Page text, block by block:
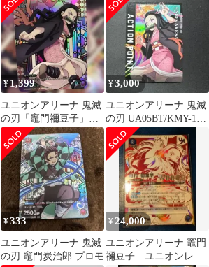
¥1,399
ユニオンアリーナ 鬼滅
の刃「竈門禰豆子」
UAPR/KMY-1-074 7枚
セット
¥3,000
ユニオンアリーナ 鬼滅
の刃 UA05BT/KMY-1-
AP02 竈門禰豆子
¥333
ユニオンアリーナ 鬼滅
の刃 竈門炭治郎 プロモ
¥ 24,000
ユニオンアリーナ 竈門
禰豆子 ユニオンレ